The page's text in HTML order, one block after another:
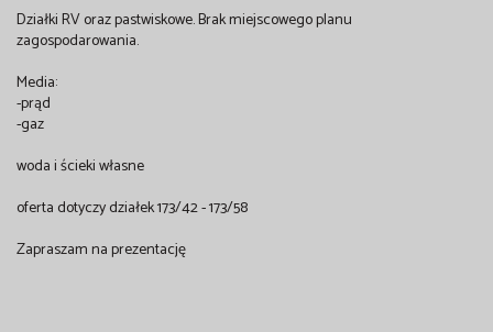
Działki RV oraz pastwiskowe. Brak miejscowego planu
zagospodarowania.
Media:
-prąd
-gaz
woda i ścieki własne
oferta dotyczy działek 173/42 - 173/58
Zapraszam na prezentację